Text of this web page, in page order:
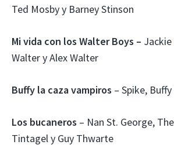
Ted Mosby y Barney Stinson
Mi vida con los Walter Boys –
Walter y Alex Walter
Buffy la caza vampiros – Spike,
Los bucaneros – Nan St. George,
Tintagel y Guy Thwarte